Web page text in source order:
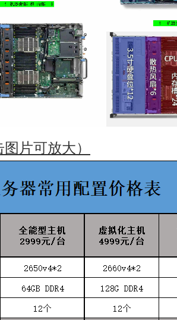
片可放大）